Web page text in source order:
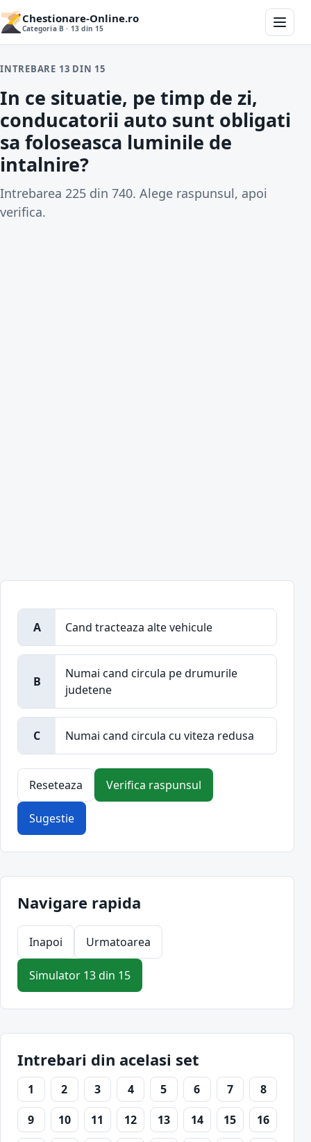
Chestionare-Online.ro
Categoria B · 13 din 15
INTREBARE 13 DIN 15
In ce situatie, pe timp de zi,
conducatorii auto sunt obligati
sa foloseasca luminile de
intalnire?
Intrebarea 225 din 740. Alege raspunsul, apoi
verifica.
A Cand tracteaza alte vehicule
B
Numai cand circula pe drumurile
judetene
C Numai cand circula cu viteza redusa
Reseteaza Verifica raspunsul
Sugestie
Navigare rapida
Inapoi Urmatoarea
Simulator 13 din 15
Intrebari din acelasi set
1 2 3 4 5 6 7
8
9
10 11 12 13 14 15
16